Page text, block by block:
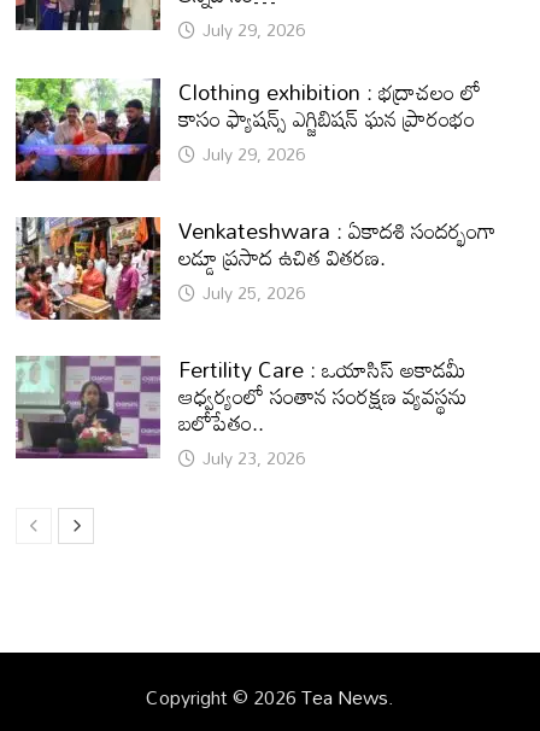
July 29, 2026
Clothing exhibition : భద్రాచలం లో
కాసం ఫ్యాషన్స్ ఎగ్జిబిషన్ ఘన ప్రారంభం
July 29, 2026
Venkateshwara : ఏకాదశి సందర్భంగా
లడ్డూ ప్రసాద ఉచిత వితరణ.
July 25, 2026
Fertility Care : ఒయాసిస్ అకాడమీ
ఆధ్వర్యంలో సంతాన సంరక్షణ వ్యవస్థను
బలోపేతం..
July 23, 2026
Copyright © 2026Tea News.